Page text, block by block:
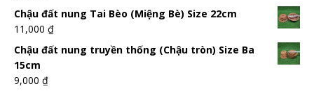
Chậu đất nung Tai Bèo (Miệng Bè) Size 22cm
11,000 ₫
Chậu đất nung truyền thống (Chậu tròn) Size Ba
15cm
9,000 ₫